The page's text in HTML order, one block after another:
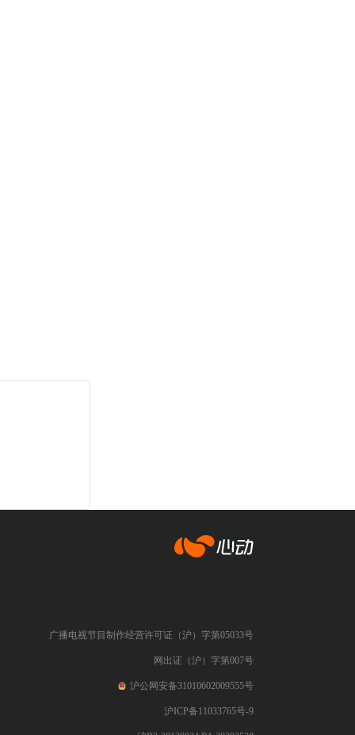
广播电视节目制作经营许可证（沪）字第05033号
网出证（沪）字第007号
沪公网安备31010602009555号
沪ICP备11033765号-9
心动网络